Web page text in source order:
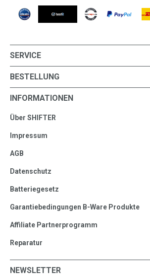
SERVICE
BESTELLUNG
INFORMATIONEN
Über SHIFTER
Impressum
AGB
Datenschutz
Batteriegesetz
Garantiebedingungen B-Ware Produkte
Affiliate Partnerprogramm
Reparatur
NEWSLETTER